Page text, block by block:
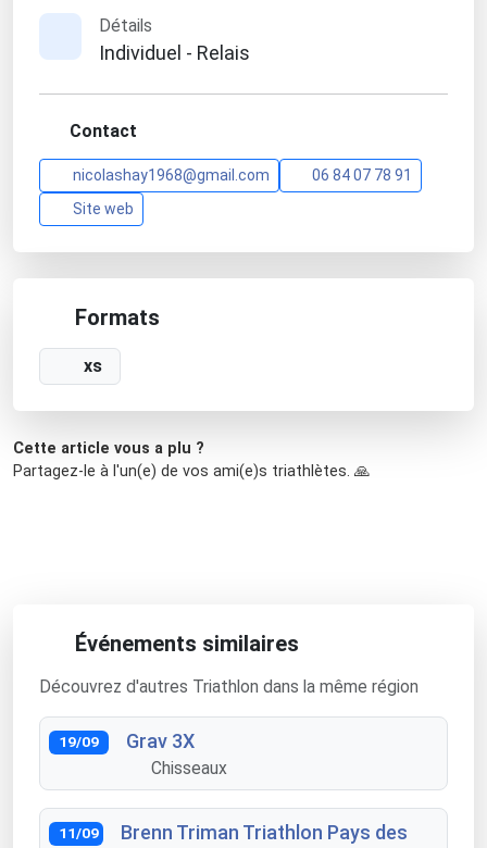
Détails
Individuel - Relais
Contact
nicolashay1968@gmail.com
06 84 07 78 91
Site web
Formats
xs
Cette article vous a plu ?
Partagez-le à l'un(e) de vos ami(e)s triathlètes. 🙏
Événements similaires
Découvrez d'autres Triathlon dans la même région
19/09 Grav 3X
Chisseaux
11/09
Brenn Triman Triathlon Pays des